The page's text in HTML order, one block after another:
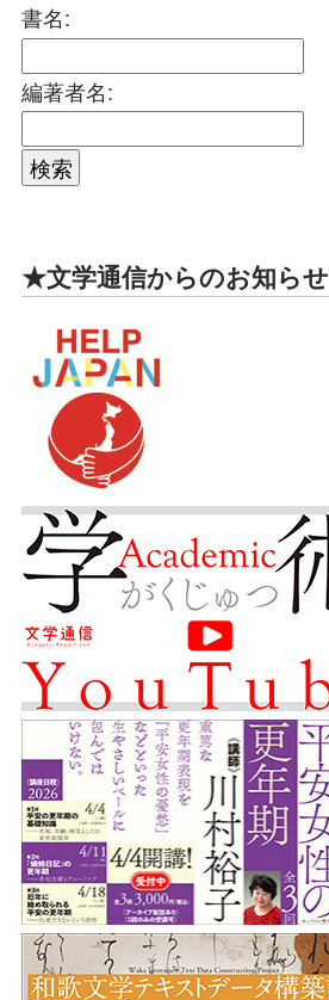
書名:
編著者名:
★文学通信からのお知らせ